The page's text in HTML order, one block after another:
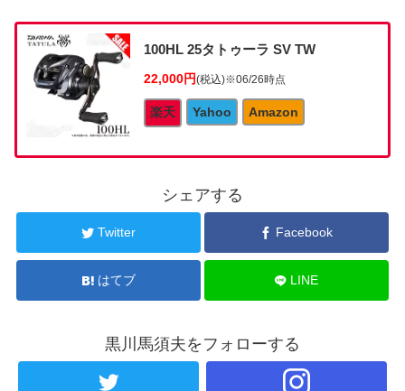
100HL 25タトゥーラ SV TW
22,000円(税込)※06/26時点
楽天 Yahoo Amazon
シェアする
Twitter Facebook
はてブ LINE
黒川馬須夫をフォローする